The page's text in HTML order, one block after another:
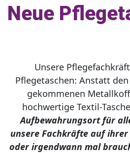
Neue
Unsere
Pflegetaschen: Anstatt
gekommenen
hochwertige Textil-
Aufbewahrungsort für
unsere Fachkräfte auf
oder irgendwann mal